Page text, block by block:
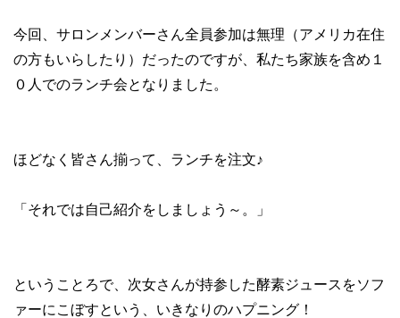
今回、サロンメンバーさん全員参加は無理（アメリカ在住
の方もいらしたり）だったのですが、私たち家族を含め１
０人でのランチ会となりました。
ほどなく皆さん揃って、ランチを注文♪
「それでは自己紹介をしましょう～。」
ということろで、次女さんが持参した酵素ジュースをソフ
ァーにこぼすという、いきなりのハプニング！